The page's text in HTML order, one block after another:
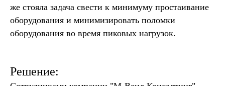
же стояла задача свести к минимуму простаивание
оборудования и минимизировать поломки
оборудования во время пиковых нагрузок.
Решение: